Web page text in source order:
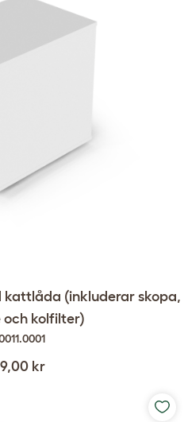
kattlåda (inkluderar skopa,
och kolfilter)
kr